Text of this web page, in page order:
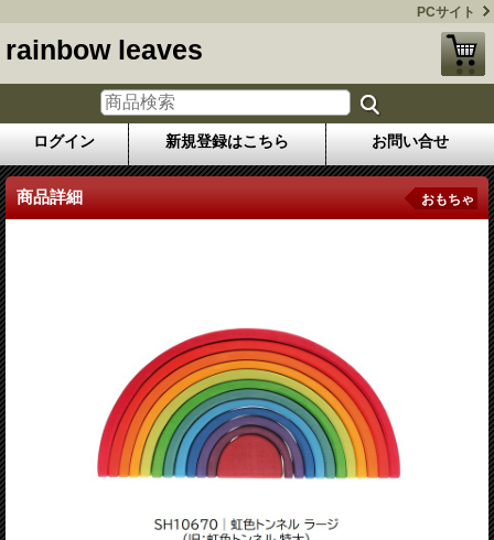
PCサイト
rainbow leaves
ログイン 新規登録はこちら お問い合せ
商品詳細 おもちゃ